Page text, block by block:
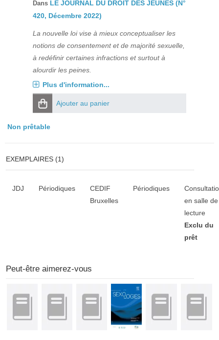
Dans LE JOURNAL DU DROIT DES JEUNES (N°
420, Décembre 2022)
La nouvelle loi vise à mieux conceptualiser les
notions de consentement et de majorité sexuelle,
à redéfinir certaines infractions et surtout à
alourdir les peines.
Plus d'information...
Ajouter au panier
Non prêtable
EXEMPLAIRES (1)
JDJ
Périodiques
CEDIF
Bruxelles
Périodiques
en salle de
lecture
Exclu du
prêt
Peut-être aimerez-vous